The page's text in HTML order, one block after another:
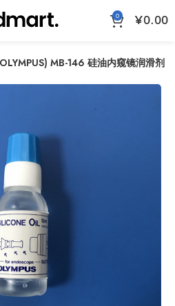
0 ¥0.00
MB-146 硅油内窥镜润滑剂